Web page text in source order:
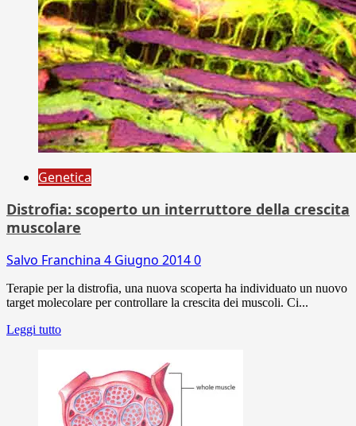
Genetica
Distrofia: scoperto un interruttore della crescita
muscolare
Salvo Franchina 4 Giugno 20140
Terapie per la distrofia, una nuova scoperta ha individuato un nuovo
target molecolare per controllare la crescita dei muscoli. Ci...
Leggi tutto